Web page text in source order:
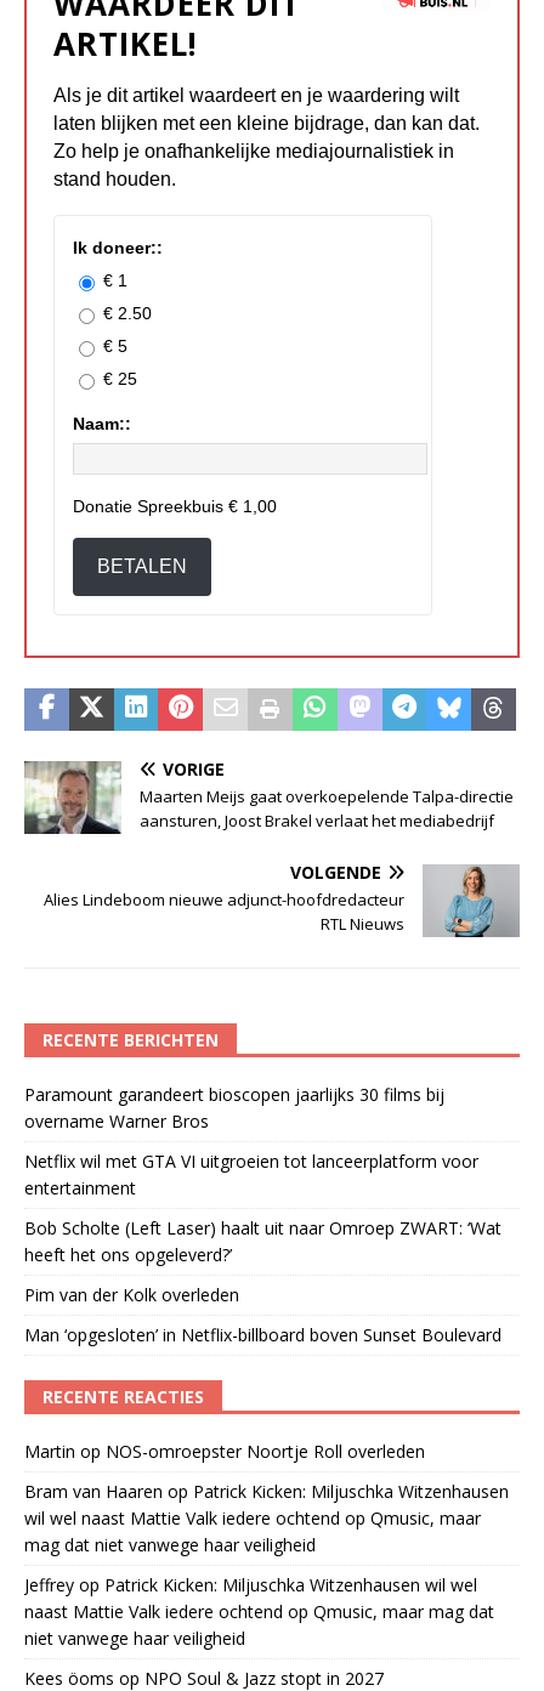
ARTIKEL!
Als je dit artikel waardeert en je waardering wilt
laten blijken met een kleine bijdrage, dan kan dat.
Zo help je onafhankelijke mediajournalistiek in
stand houden.
Ik doneer::
€ 1
€ 2.50
€ 5
€ 25
Naam::
Donatie Spreekbuis € 1,00
BETALEN
VORIGE
Maarten Meijs gaat overkoepelende Talpa-directie
aansturen, Joost Brakel verlaat het mediabedrijf
VOLGENDE
Alies Lindeboom nieuwe adjunct-hoofdredacteur
RTL Nieuws
RECENTE BERICHTEN
Paramount garandeert bioscopen jaarlijks 30 films bij
overname Warner Bros
Netflix wil met GTA VI uitgroeien tot lanceerplatform voor
entertainment
Bob Scholte (Left Laser) haalt uit naar Omroep ZWART: ‘Wat
heeft het ons opgeleverd?’
Pim van der Kolk overleden
Man ‘opgesloten’ in Netflix-billboard boven Sunset Boulevard
RECENTE REACTIES
Martin op NOS-omroepster Noortje Roll overleden
Bram van Haaren op Patrick Kicken: Miljuschka Witzenhausen
wil wel naast Mattie Valk iedere ochtend op Qmusic, maar
mag dat niet vanwege haar veiligheid
Jeffrey op Patrick Kicken: Miljuschka Witzenhausen wil wel
naast Mattie Valk iedere ochtend op Qmusic, maar mag dat
niet vanwege haar veiligheid
Kees öoms op NPO Soul & Jazz stopt in 2027